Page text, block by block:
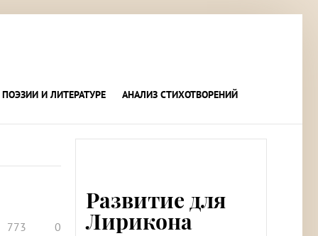
И ЛИТЕРАТУРЕ АНАЛИЗ СТИХОТВОРЕНИЙ
773 0
Развитие для
Лирикона